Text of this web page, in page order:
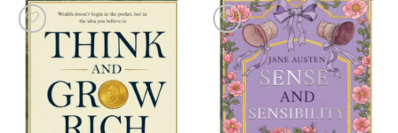
إضافة
إلى
قائمة
الرغبات
إضافة
إلى